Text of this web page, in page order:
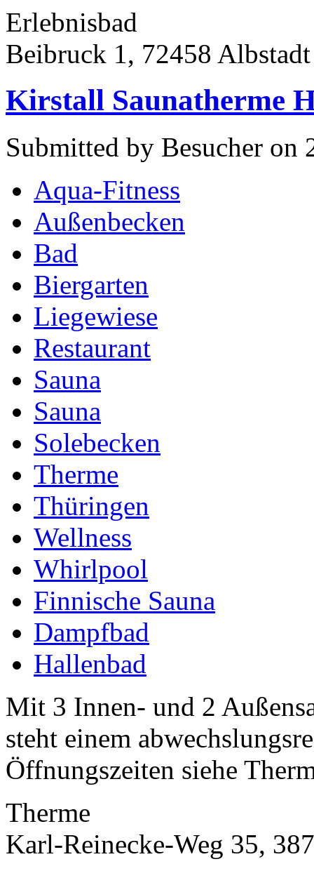
Erlebnisbad
Beibruck 1, 72458 Albstadt
Kirstall Saunatherme
Submitted by Besucher on
Aqua-Fitness
Außenbecken
Bad
Biergarten
Liegewiese
Restaurant
Sauna
Sauna
Solebecken
Therme
Thüringen
Wellness
Whirlpool
Finnische Sauna
Dampfbad
Hallenbad
Mit 3 Innen- und 2
steht einem
Öffnungszeiten siehe
Therme
Karl-Reinecke-Weg 35,